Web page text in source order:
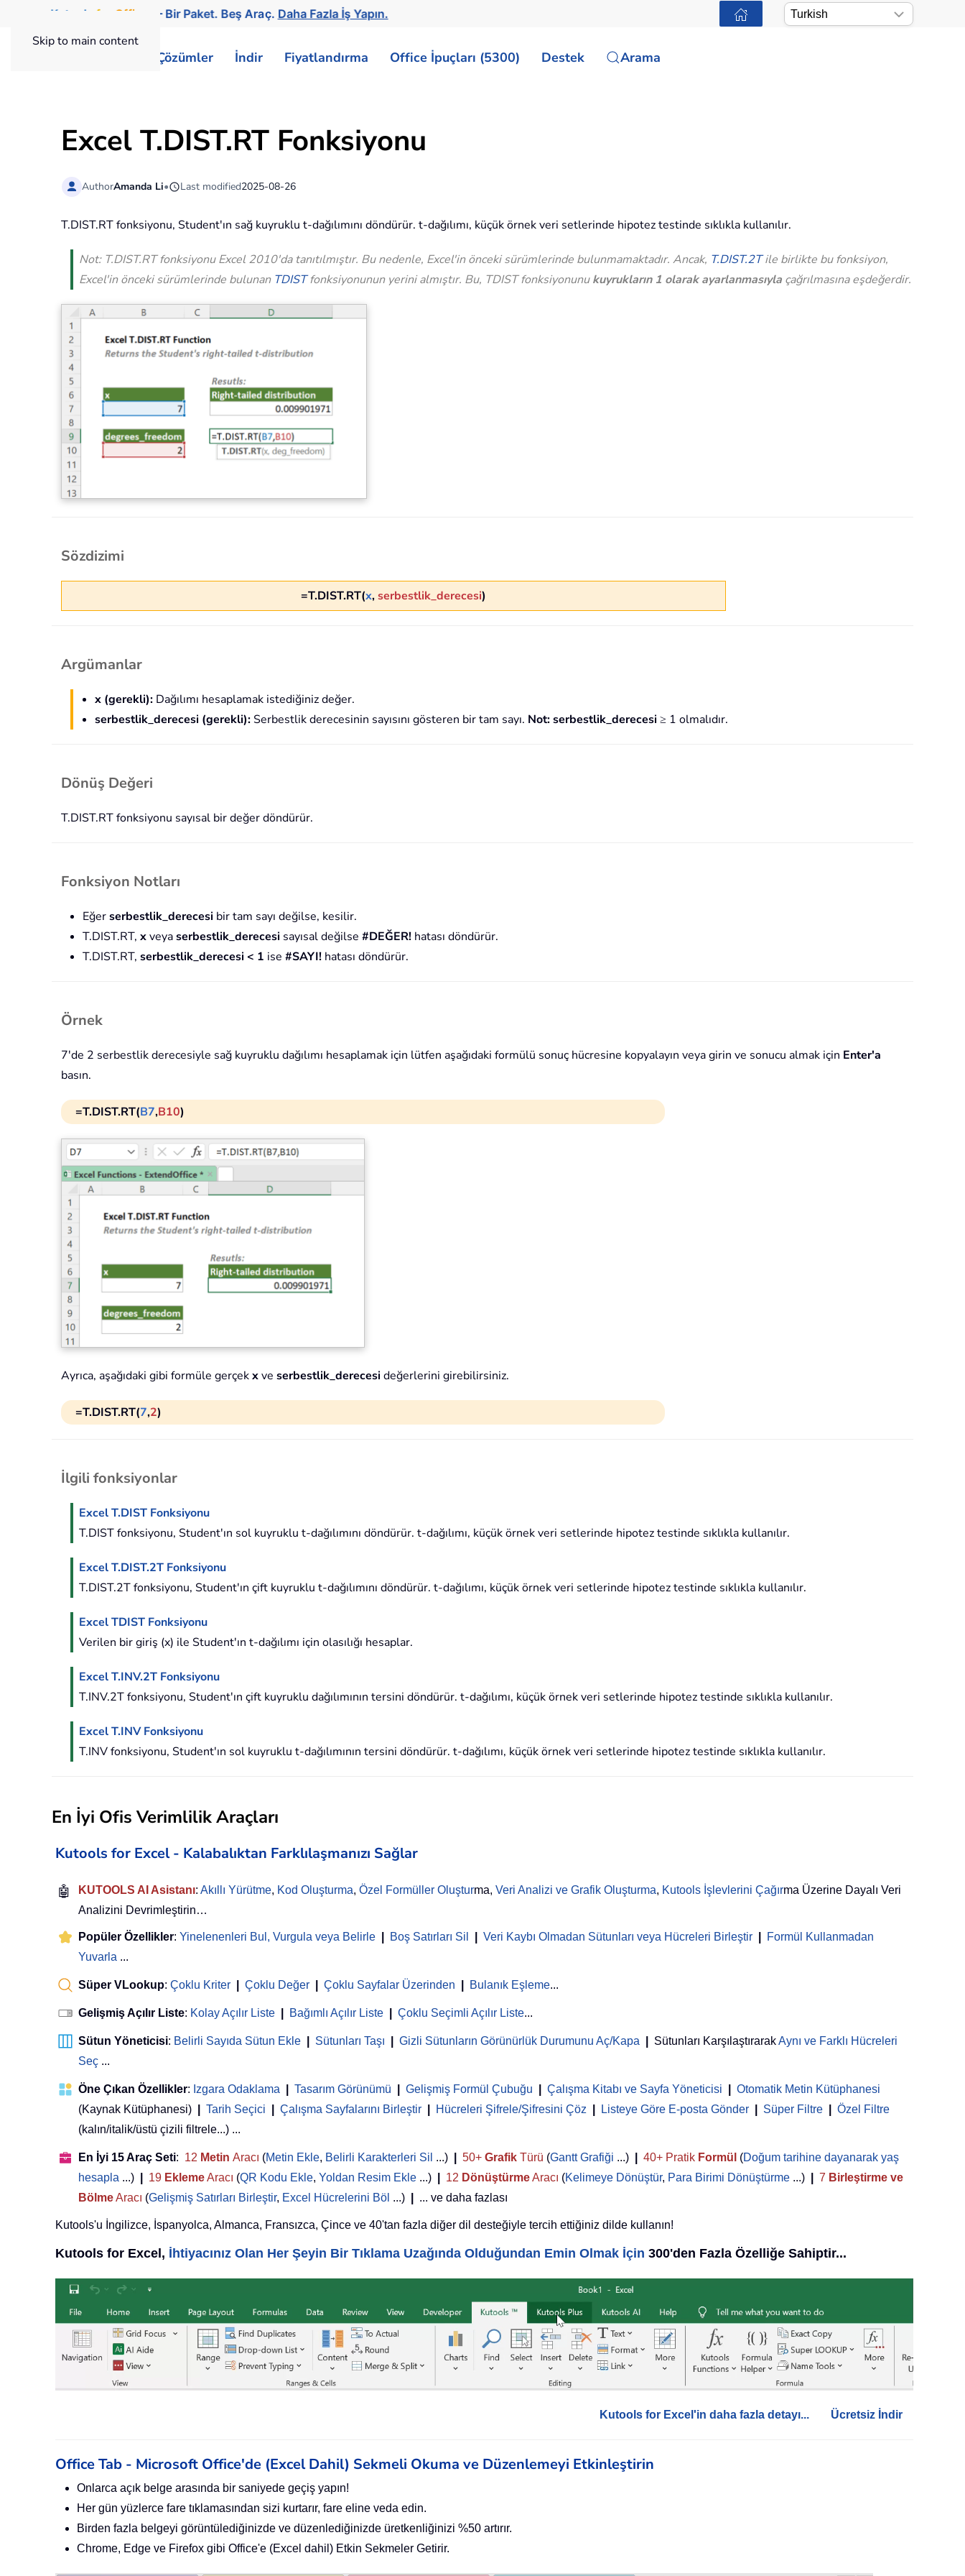
Skip to main content
Kutools for Office — Bir Paket. Beş Araç.Daha Fazla İş Yapın.
Çözümler İndir Fiyatlandırma Office İpuçları (5300) Destek Arama
Excel T.DIST.RT Fonksiyonu
AuthorAmanda Li• Last modified2025-08-26
T.DIST.RT fonksiyonu, Student'ın sağ kuyruklu t-dağılımını döndürür. t-dağılımı, küçük örnek veri setlerinde hipotez testinde sıklıkla kullanılır.
Not: T.DIST.RT fonksiyonu Excel 2010'da tanıtılmıştır. Bu nedenle, Excel'in önceki sürümlerinde bulunmamaktadır. Ancak, T.DIST.2Tile birlikte bu fonksiyon,
Excel'in önceki sürümlerinde bulunan TDISTfonksiyonunun yerini almıştır. Bu, TDIST fonksiyonunukuyrukların 1 olarak ayarlanmasıyla çağrılmasına eşdeğerdir.
Sözdizimi
=T.DIST.RT(x,serbestlik_derecesi)
Argümanlar
x (gerekli): Dağılımı hesaplamak istediğiniz değer.
serbestlik_derecesi (gerekli): Serbestlik derecesinin sayısını gösteren bir tam sayı. Not: serbestlik_derecesi ≥ 1 olmalıdır.
Dönüş Değeri
T.DIST.RT fonksiyonu sayısal bir değer döndürür.
Fonksiyon Notları
Eğerserbestlik_derecesi bir tam sayı değilse, kesilir.
T.DIST.RT, xveyaserbestlik_derecesi sayısal değilse #DEĞER! hatası döndürür.
T.DIST.RT, serbestlik_derecesi < 1 ise #SAYI! hatası döndürür.
Örnek
7'de 2 serbestlik derecesiyle sağ kuyruklu dağılımı hesaplamak için lütfen aşağıdaki formülü sonuç hücresine kopyalayın veya girin ve sonucu almak için Enter'a
basın.
=T.DIST.RT(B7,B10)
Ayrıca, aşağıdaki gibi formüle gerçekxve serbestlik_derecesi değerlerini girebilirsiniz.
=T.DIST.RT(7,2)
İlgili fonksiyonlar
Excel T.DIST Fonksiyonu
T.DIST fonksiyonu, Student'ın sol kuyruklu t-dağılımını döndürür. t-dağılımı, küçük örnek veri setlerinde hipotez testinde sıklıkla kullanılır.
Excel T.DIST.2T Fonksiyonu
T.DIST.2T fonksiyonu, Student'ın çift kuyruklu t-dağılımını döndürür. t-dağılımı, küçük örnek veri setlerinde hipotez testinde sıklıkla kullanılır.
Excel TDIST Fonksiyonu
Verilen bir giriş (x) ile Student'ın t-dağılımı için olasılığı hesaplar.
Excel T.INV.2T Fonksiyonu
T.INV.2T fonksiyonu, Student'ın çift kuyruklu dağılımının tersini döndürür. t-dağılımı, küçük örnek veri setlerinde hipotez testinde sıklıkla kullanılır.
Excel T.INV Fonksiyonu
T.INV fonksiyonu, Student'ın sol kuyruklu t-dağılımının tersini döndürür. t-dağılımı, küçük örnek veri setlerinde hipotez testinde sıklıkla kullanılır.
En İyi Ofis Verimlilik Araçları
Kutools for Excel - Kalabalıktan Farklılaşmanızı Sağlar
🤖 KUTOOLS AI Asistanı: Akıllı Yürütme, Kod Oluşturma, Özel Formüller Oluşturma, Veri Analizi ve Grafik Oluşturma, Kutools İşlevlerini Çağırma Üzerine Dayalı Veri
Analizini Devrimleştirin…
Popüler Özellikler: Yinelenenleri Bul, Vurgula veya Belirle Boş Satırları Sil Veri Kaybı Olmadan Sütunları veya Hücreleri Birleştir
Formül Kullanmadan
Yuvarla ...
Süper VLookup: Çoklu Kriter Çoklu Değer Çoklu Sayfalar Üzerinden Bulanık Eşleme...
Gelişmiş Açılır Liste: Kolay Açılır Liste Bağımlı Açılır Liste Çoklu Seçimli Açılır Liste...
Sütun Yöneticisi: Belirli Sayıda Sütun Ekle Sütunları Taşı Gizli Sütunların Görünürlük Durumunu Aç/Kapa Sütunları KarşılaştırarakAynı ve Farklı Hücreleri
Seç ...
Öne Çıkan Özellikler: Izgara Odaklama Tasarım Görünümü Gelişmiş Formül Çubuğu Çalışma Kitabı ve Sayfa Yöneticisi
Otomatik Metin Kütüphanesi
(Kaynak Kütüphanesi)
Tarih Seçici Çalışma Sayfalarını Birleştir Hücreleri Şifrele/Şifresini Çöz Listeye Göre E-posta Gönder Süper Filtre
Özel Filtre
(kalın/italik/üstü çizili filtrele...) ...
En İyi 15 Araç Seti: 12 Metin Aracı (Metin Ekle, Belirli Karakterleri Sil ...) 50+ Grafik Türü (Gantt Grafiği ...) 40+ Pratik Formül (Doğum tarihine dayanarak yaş
hesapla ...) 19 EklemeAracı (QR Kodu Ekle, Yoldan Resim Ekle ...) 12 DönüştürmeAracı (Kelimeye Dönüştür, Para Birimi Dönüştürme ...) 7 Birleştirme ve
BölmeAracı (Gelişmiş Satırları Birleştir, Excel Hücrelerini Böl ...) ... ve daha fazlası
Kutools'u İngilizce, İspanyolca, Almanca, Fransızca, Çince ve 40'tan fazla diğer dil desteğiyle tercih ettiğiniz dilde kullanın!
Kutools for Excel, İhtiyacınız Olan Her Şeyin Bir Tıklama Uzağında Olduğundan Emin Olmak İçin 300'den Fazla Özelliğe Sahiptir...
Kutools for Excel'in daha fazla detayı... Ücretsiz İndir
Office Tab - Microsoft Office'de (Excel Dahil) Sekmeli Okuma ve Düzenlemeyi Etkinleştirin
Onlarca açık belge arasında bir saniyede geçiş yapın!
Her gün yüzlerce fare tıklamasından sizi kurtarır, fare eline veda edin.
Birden fazla belgeyi görüntülediğinizde ve düzenlediğinizde üretkenliğinizi %50 artırır.
Chrome, Edge ve Firefox gibi Office'e (Excel dahil) Etkin Sekmeler Getirir.